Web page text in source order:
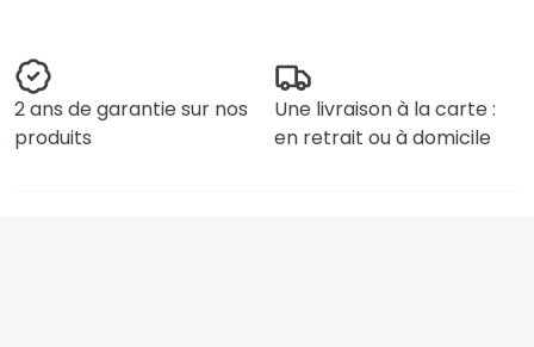
2 ans de garantie sur nos
produits
Une livraison à la carte :
en retrait ou à domicile